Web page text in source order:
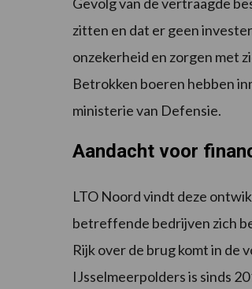
zitten en dat er geen
onzekerheid en zorgen met
Betrokken boeren hebben
ministerie van Defensie.
Aandacht voor
LTO Noord vindt deze
betreffende bedrijven zich
Rijk over de brug komt in de
IJsselmeerpolders is sinds